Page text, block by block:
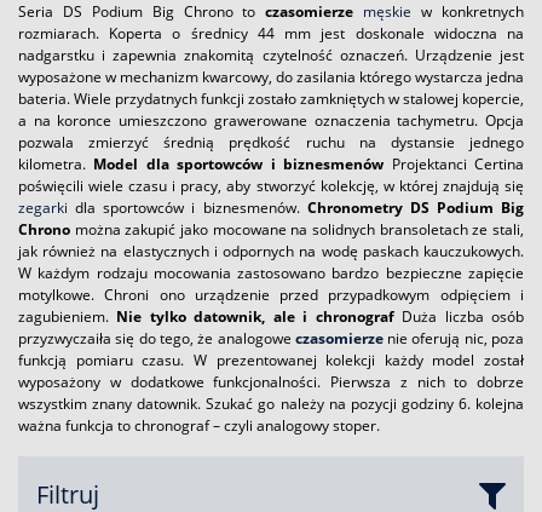
Seria DS Podium Big Chrono toczasomierze męskie w konkretnych
rozmiarach. Koperta o średnicy 44 mm jest doskonale widoczna na
nadgarstku i zapewnia znakomitą czytelność oznaczeń. Urządzenie jest
wyposażone w mechanizm kwarcowy, do zasilania którego wystarcza jedna
bateria. Wiele przydatnych funkcji zostało zamkniętych w stalowej kopercie,
a na koronce umieszczono grawerowane oznaczenia tachymetru. Opcja
pozwala zmierzyć średnią prędkość ruchu na dystansie jednego
kilometra. Model dla sportowców i biznesmenów Projektanci Certina
poświęcili wiele czasu i pracy, aby stworzyć kolekcję, w której znajdują się
zegarki dla sportowców i biznesmenów. Chronometry DS Podium Big
Chrono można zakupić jako mocowane na solidnych bransoletach ze stali,
jak również na elastycznych i odpornych na wodę paskach kauczukowych.
W każdym rodzaju mocowania zastosowano bardzo bezpieczne zapięcie
motylkowe. Chroni ono urządzenie przed przypadkowym odpięciem i
zagubieniem. Nie tylko datownik, ale i chronograf Duża liczba osób
przyzwyczaiła się do tego, że analogowe czasomierzenie oferują nic, poza
funkcją pomiaru czasu. W prezentowanej kolekcji każdy model został
wyposażony w dodatkowe funkcjonalności. Pierwsza z nich to dobrze
wszystkim znany datownik. Szukać go należy na pozycji godziny 6. kolejna
ważna funkcja to chronograf – czyli analogowy stoper.
Filtruj